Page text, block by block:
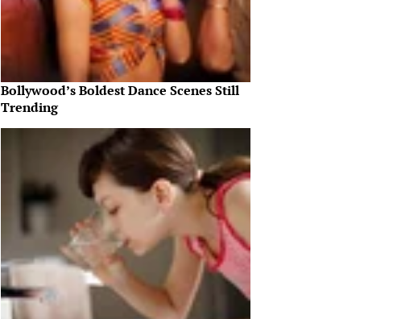
Bollywood’s Boldest Dance Scenes Still
Trending